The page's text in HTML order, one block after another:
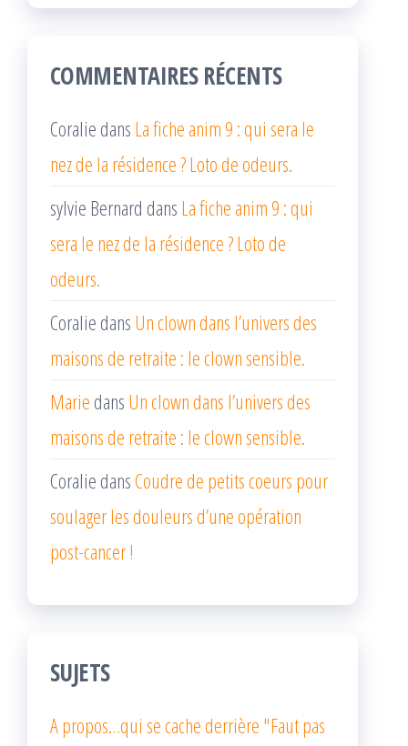
COMMENTAIRES RÉCENTS
Coralie dans La fiche anim 9 : qui sera le
nez de la résidence ? Loto de odeurs.
sylvie Bernard dans La fiche anim 9 : qui
sera le nez de la résidence ? Loto de
odeurs.
Coralie dans Un clown dans l’univers des
maisons de retraite : le clown sensible.
Marie dans Un clown dans l’univers des
maisons de retraite : le clown sensible.
Coralie dansCoudre de petits coeurs pour
soulager les douleurs d’une opération
post-cancer !
SUJETS
A propos…qui se cache derrière "Faut pas